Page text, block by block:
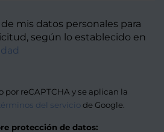
mis datos personales para
según lo establecido en
por reCAPTCHA y se aplican la
del serviciode Google.
protección de datos: